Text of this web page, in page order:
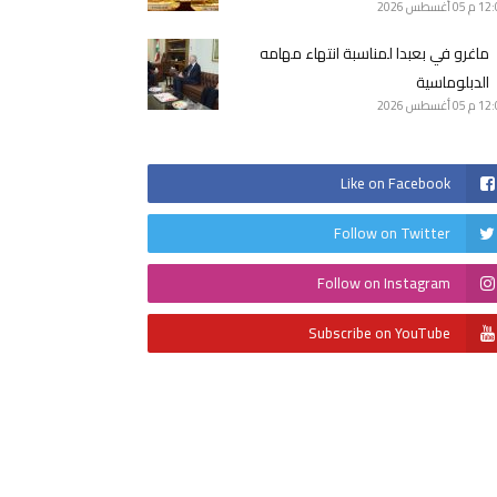
م 05 أغسطس 2026
ماغرو في بعبدا لمناسبة انتهاء مهامه
الدبلوماسية
م 05 أغسطس 2026
Like on Facebook
Follow on Twitter
Follow on Instagram
Subscribe on YouTube